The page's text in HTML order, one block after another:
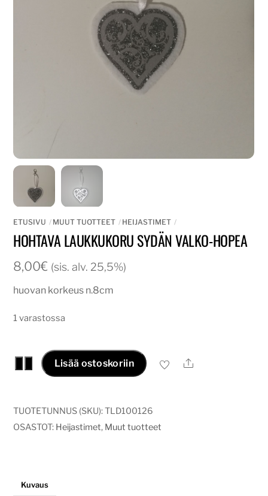
ETUSIVU MUUT TUOTTEET HEIJASTIMET
HOHTAVA LAUKKUKORU SYDÄN VALKO-HOPEA
8,00€ (sis. alv. 25,5%)
huovan korkeus n.8cm
1 varastossa
Hohtava
laukkukoru
valko-
hopea
Lisää ostoskoriin Ale
TUOTETUNNUS (SKU):TLD100126
OSASTOT: Heijastimet, Muut tuotteet
Kuvaus